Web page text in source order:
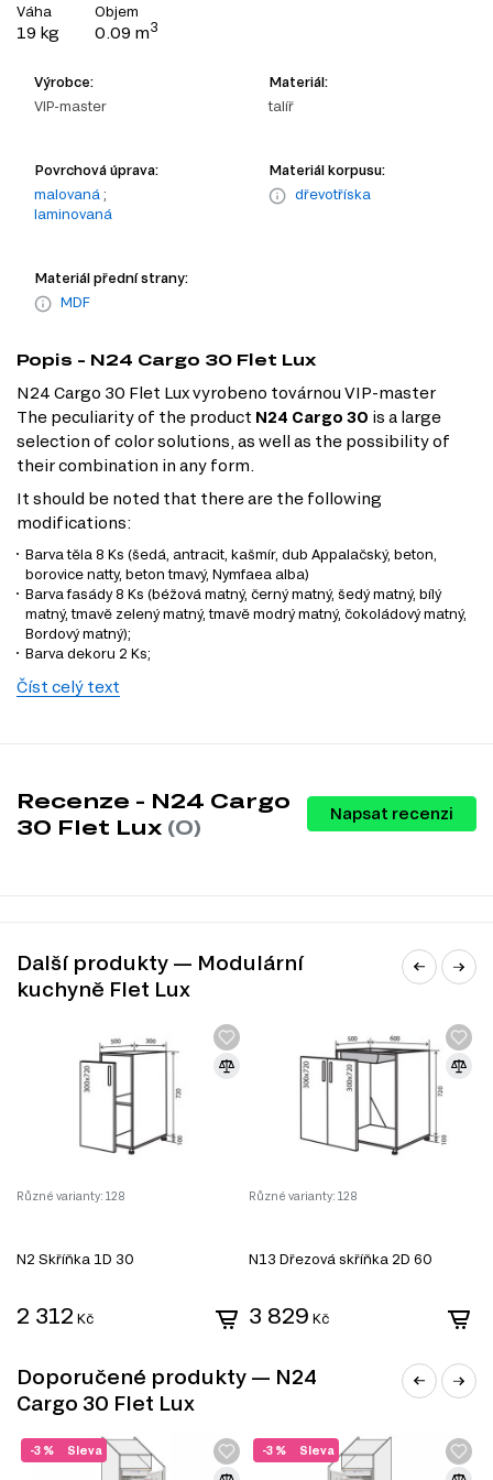
Váha
19 kg
Objem
0.09 m3
Výrobce:
VIP-master
Materiál:
talíř
Povrchová úprava:
malovaná ;
laminovaná
Materiál korpusu:
dřevotříska
Materiál přední strany:
MDF
Popis - N24 Cargo 30 Flet Lux
N24 Cargo 30 Flet Lux vyrobeno továrnou VIP-master
The peculiarity of the product N24 Cargo 30 is a large
selection of color solutions, as well as the possibility of
their combination in any form.
It should be noted that there are the following
modifications:
Barva těla 8 Ks (šedá, antracit, kašmír, dub Appalačský, beton,
borovice natty, beton tmavý, Nymfaea alba)
Barva fasády 8 Ks (béžová matný, černý matný, šedý matný, bílý
matný, tmavě zelený matný, tmavě modrý matný, čokoládový matný,
Bordový matný);
Barva dekoru 2 Ks;
Modulový systém (série nábytku) se skládá z 3 produktů:
nábytku) Modulární kuchyně Flet Lux
Tento produkt je sestavou, která se skládá z 164 různých
Kuchyňské skřínky;
Kuchyňské dvířka ;
Doplňky do kuchyně;
Ability to choose different elements and combine them
with different colors, allows you to choose your own
unique solution from one system.
MDF
Číst celý text
Recenze - N24 Cargo
30 Flet Lux (0)
Napsat recenzi
Další produkty — Modulární
kuchyně Flet Lux
Různé varianty: 128
N2 Skříňka 1D 30
2 312 Kč
Různé varianty: 128
N13 Dřezová skříňka 2D 60
3 829 Kč
Doporučené produkty — N24
Cargo 30 Flet Lux
Sleva
-3 % Sleva
-3 %